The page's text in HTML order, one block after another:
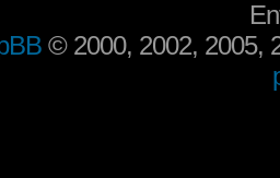
© 2000, 2002, 2005,